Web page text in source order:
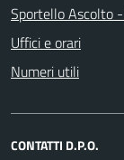
Sportello Ascolto
Uffici e orari
Numeri utili
CONTATTI D.P.O.